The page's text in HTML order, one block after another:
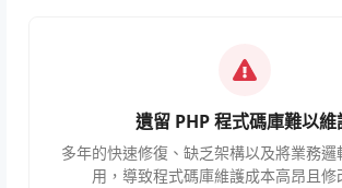
遺留 PHP 程式碼庫難以維
多年的快速修復、缺乏架構以及將業務邏
用，導致程式碼庫維護成本高昂且修